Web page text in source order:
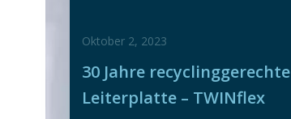
Oktober 2, 2023
30 Jahre recyclinggerechte
Leiterplatte – TWINflex